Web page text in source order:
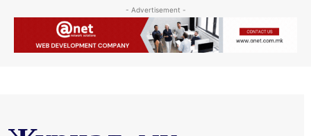
- Advertisement -